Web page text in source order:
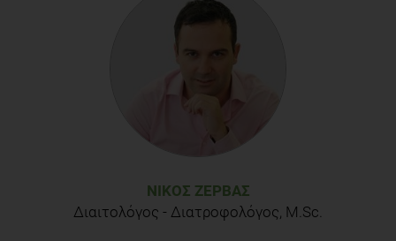
ΝΊΚΟΣ ΖΈΡΒΑΣ
Διαιτολόγος - Διατροφολόγος, M.Sc.